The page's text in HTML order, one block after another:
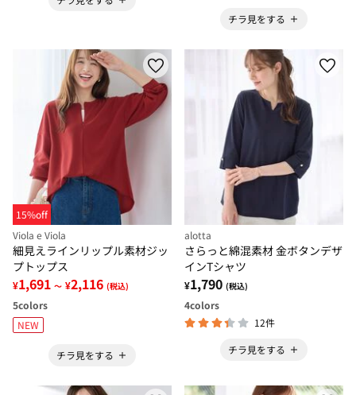
チラ見をする
15%off
Viola e Viola
細見えラインリップル素材ジッ
プトップス
¥1,691 ～ ¥2,116 (税込)
5colors
NEW
チラ見をする
alotta
さらっと綿混素材 金ボタンデザ
インTシャツ
¥1,790 (税込)
4colors
12件
チラ見をする